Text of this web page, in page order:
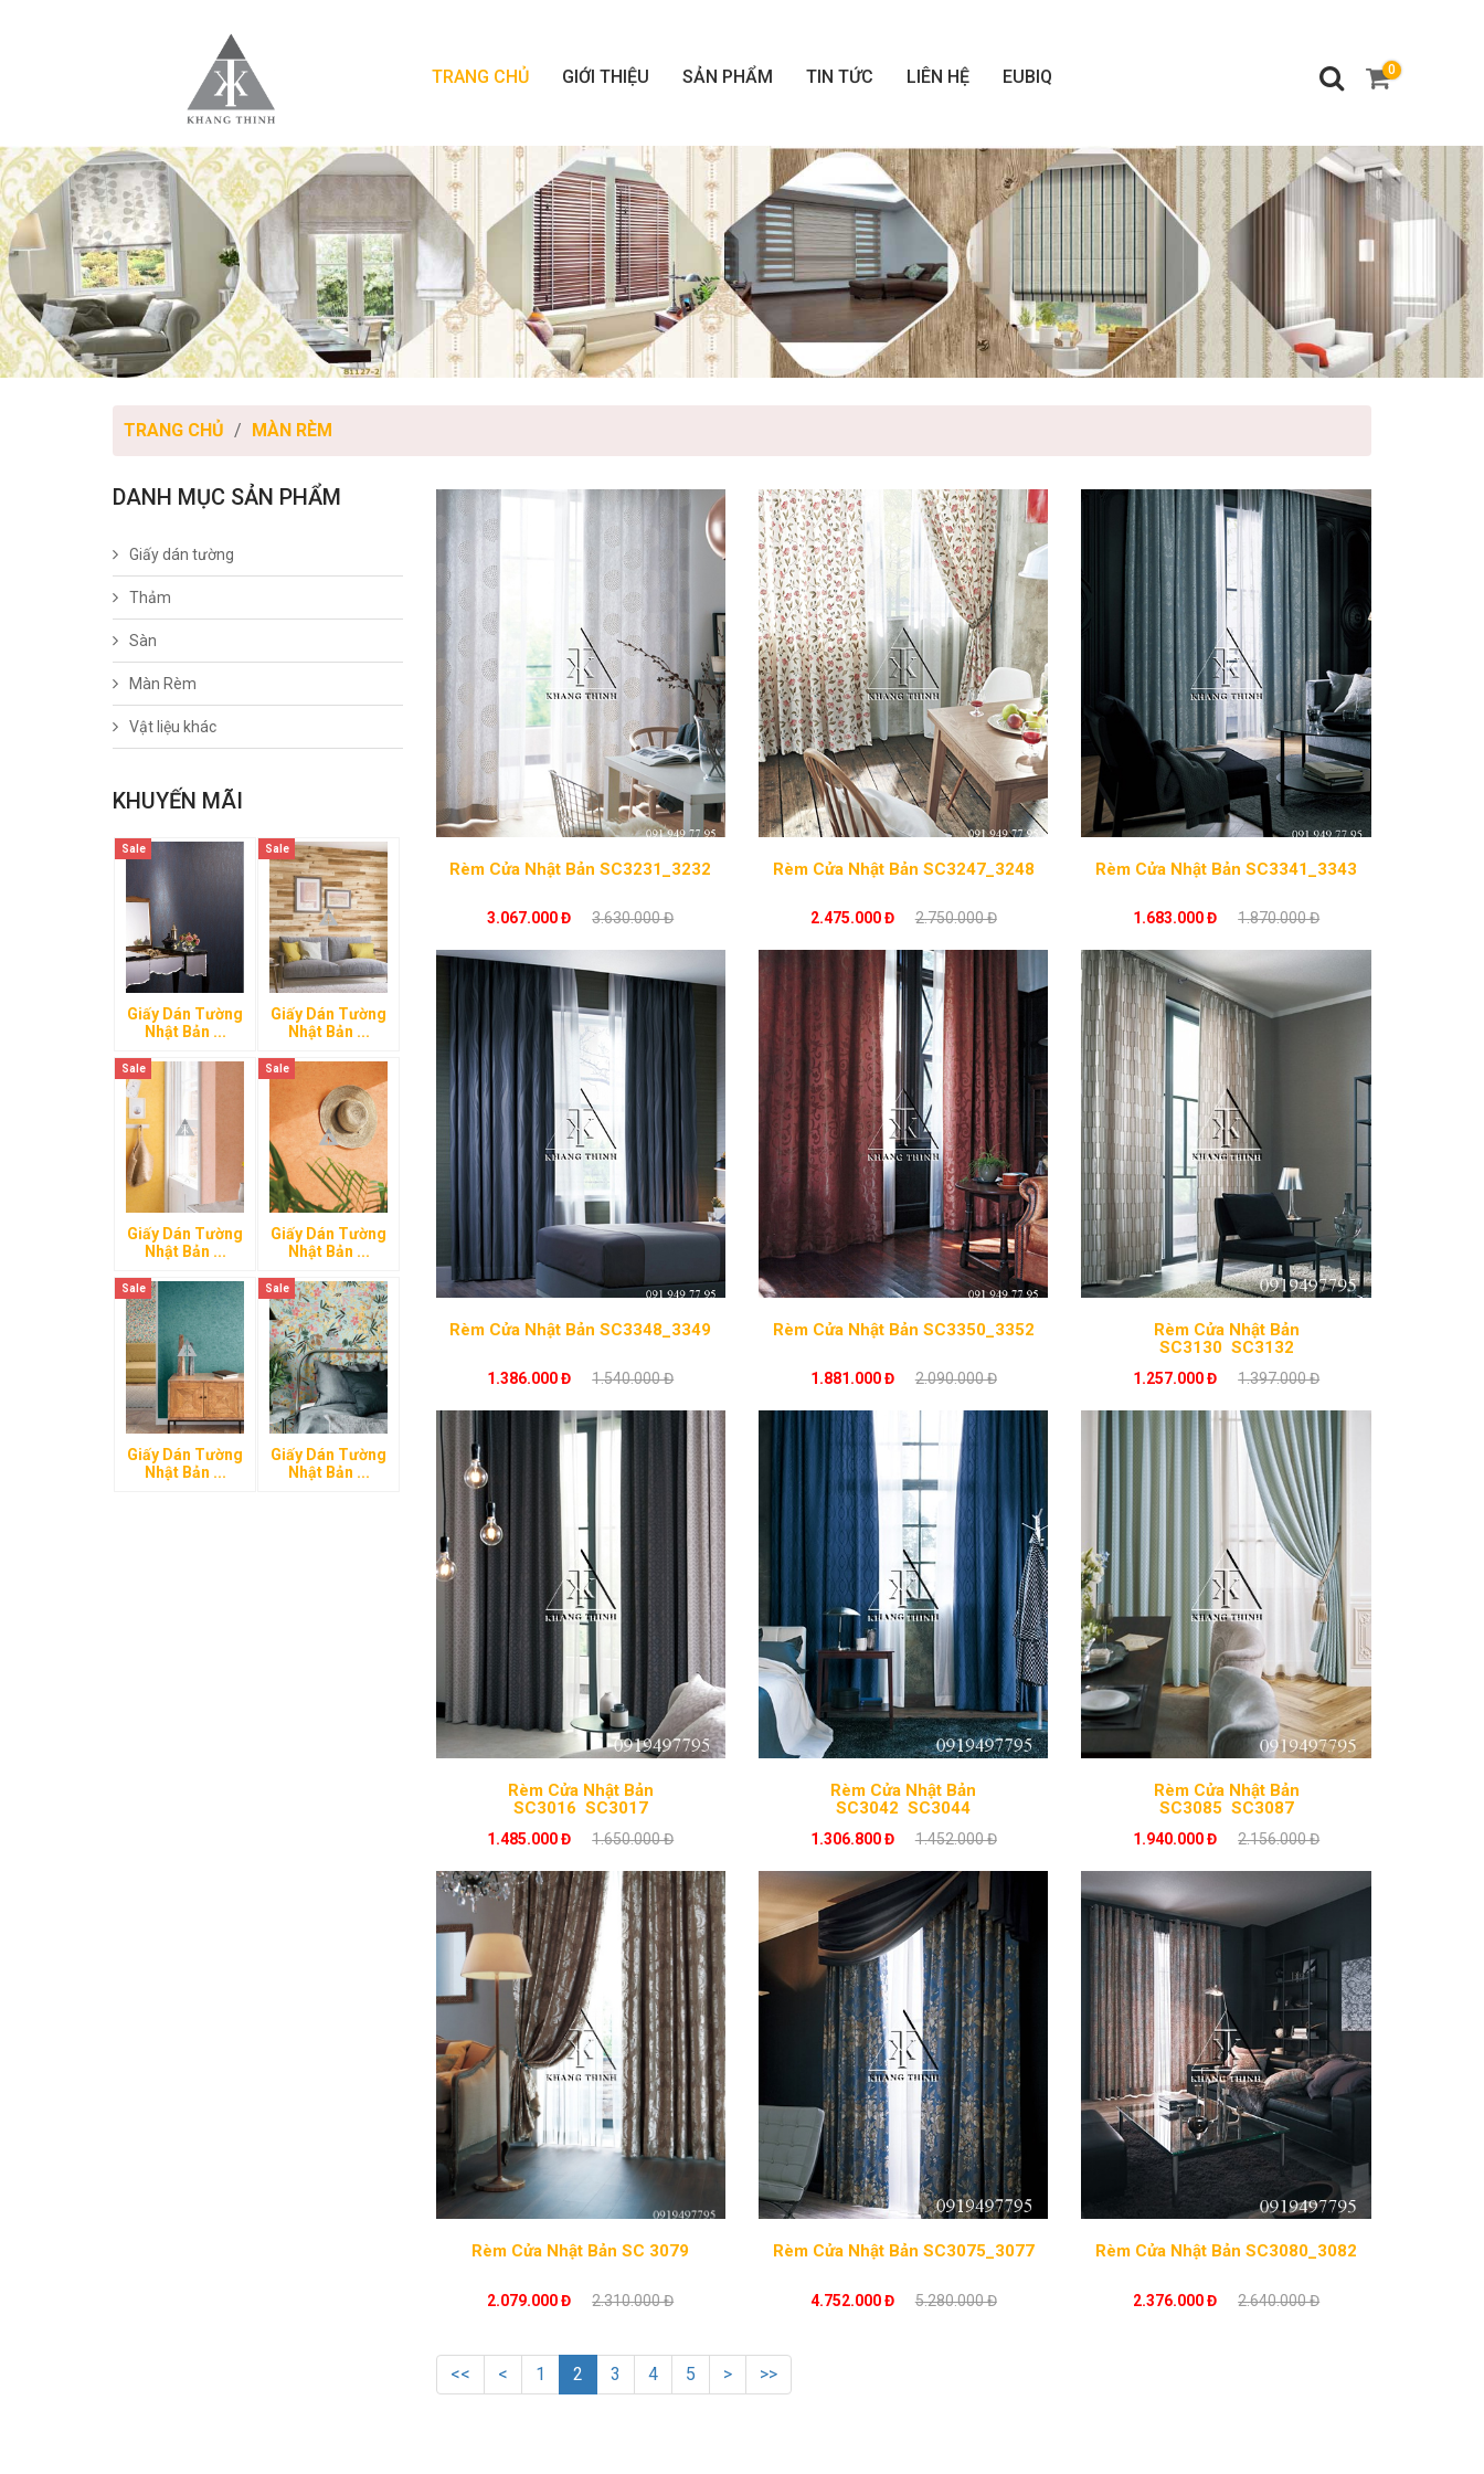
0
TRANG CHỦ GIỚI THIỆU SẢN PHẨM TIN TỨC LIÊN HỆ EUBIQ
TRANG CHỦ MÀN RÈM
Rèm Cửa Nhật Bản SC3231_3232
3.067.000 Đ 3.630.000 Đ
Rèm Cửa Nhật Bản SC3247_3248
2.475.000 Đ 2.750.000 Đ
Rèm Cửa Nhật Bản SC3341_3343
1.683.000 Đ 1.870.000 Đ
Rèm Cửa Nhật Bản SC3348_3349
1.386.000 Đ 1.540.000 Đ
Rèm Cửa Nhật Bản SC3350_3352
1.881.000 Đ 2.090.000 Đ
Rèm Cửa Nhật Bản
SC3130_SC3132
1.257.000 Đ 1.397.000 Đ
Rèm Cửa Nhật Bản
SC3016_SC3017
1.485.000 Đ 1.650.000 Đ
Rèm Cửa Nhật Bản
SC3042_SC3044
1.306.800 Đ 1.452.000 Đ
Rèm Cửa Nhật Bản
SC3085_SC3087
1.940.000 Đ 2.156.000 Đ
Rèm Cửa Nhật Bản SC 3079
2.079.000 Đ 2.310.000 Đ
Rèm Cửa Nhật Bản SC3075_3077
4.752.000 Đ 5.280.000 Đ
Rèm Cửa Nhật Bản SC3080_3082
2.376.000 Đ 2.640.000 Đ
<< < 1 2 3 4 5 > >>
DANH MỤC SẢN PHẨM
Giấy dán tường
Thảm
Sàn
Màn Rèm
Vật liệu khác
KHUYẾN MÃI
Sale
Giấy Dán Tường
Nhật Bản ...
Sale
Giấy Dán Tường
Nhật Bản ...
Sale
Giấy Dán Tường
Nhật Bản ...
Sale
Giấy Dán Tường
Nhật Bản ...
Sale
Giấy Dán Tường
Nhật Bản ...
Sale
Giấy Dán Tường
Nhật Bản ...